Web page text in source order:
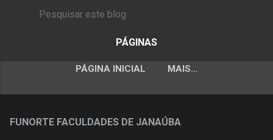
PÁGINAS
PÁGINA INICIAL MAIS…
FUNORTE FACULDADES DE JANAÚBA